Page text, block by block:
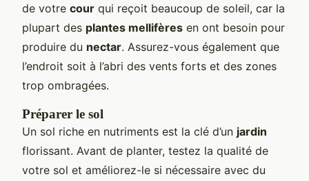
de votre cour qui reçoit beaucoup de soleil, car la
plupart des plantes mellifères en ont besoin pour
produire du nectar. Assurez-vous également que
l’endroit soit à l’abri des vents forts et des zones
trop ombragées.
Préparer le sol
Un sol riche en nutriments est la clé d’un jardin
florissant. Avant de planter, testez la qualité de
votre sol et améliorez-le si nécessaire avec du